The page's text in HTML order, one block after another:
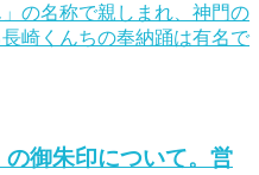
の名称で親しまれ、神門の
崎くんちの奉納踊は有名で
御朱印について。営